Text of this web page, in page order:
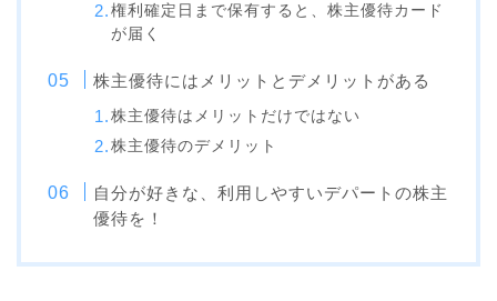
権利確定日まで保有すると、株主優待カード
が届く
株主優待にはメリットとデメリットがある
株主優待はメリットだけではない
株主優待のデメリット
自分が好きな、利用しやすいデパートの株主
優待を！